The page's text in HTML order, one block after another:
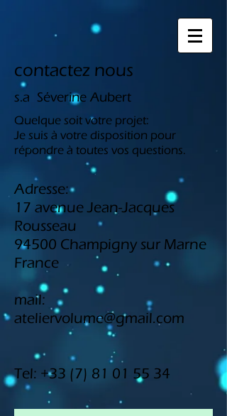
Adresse:
17 avenue Jean-Jacques
Rousseau
94500 Champigny sur Marne
France
mail:
ateliervolume@gmail.com
Tel: +33 (7) 81 01 55 34
contactez nous
s.a Séverine Aubert
Quelque soit votre projet:
Je suis à votre disposition pour
répondre à toutes vos questions.